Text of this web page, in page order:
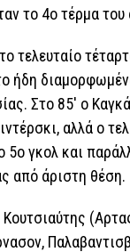
το 4ο τέρμα
τελευταίο
ήδη
Στο 85′ ο
αλλά ο
5ο γκολ και
από άριστη θέση.